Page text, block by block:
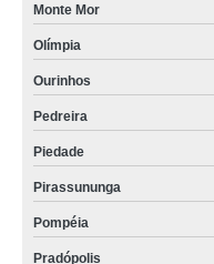
Monte Mor
Olímpia
Ourinhos
Pedreira
Piedade
Pirassununga
Pompéia
Pradópolis